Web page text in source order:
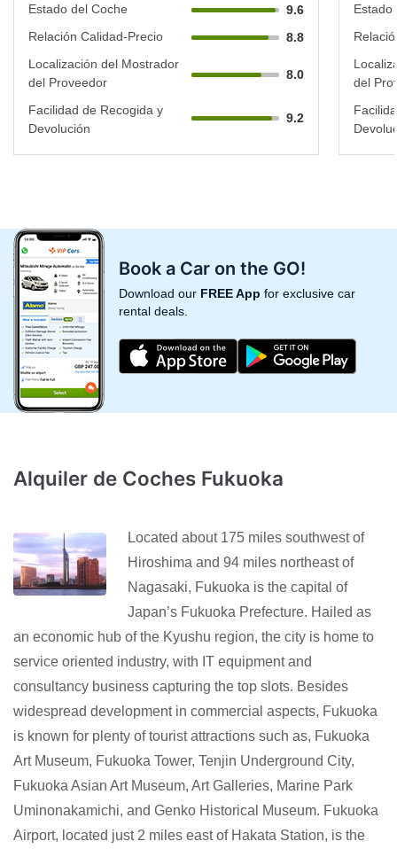
Estado del Coche
9.6
Relación Calidad-Precio
8.8
Localización del Mostrador
del Proveedor
8.0
Facilidad de Recogida y
Devolución
9.2
Estado
del
Book a Car on the GO!
Download our FREE App for exclusive car
rental deals.
Alquiler de Coches Fukuoka
Located about 175 miles southwest of
Hiroshima and 94 miles northeast of
Nagasaki, Fukuoka is the capital of
Japan’s Fukuoka Prefecture. Hailed as
an economic hub of the Kyushu region, the city is home to
service oriented industry, with IT equipment and
consultancy business capturing the top slots. Besides
widespread development in commercial aspects, Fukuoka
is known for plenty of tourist attractions such as, Fukuoka
Art Museum, Fukuoka Tower, Tenjin Underground City,
Fukuoka Asian Art Museum, Art Galleries, Marine Park
Uminonakamichi, and Genko Historical Museum. Fukuoka
Airport, located just 2 miles east of Hakata Station, is the